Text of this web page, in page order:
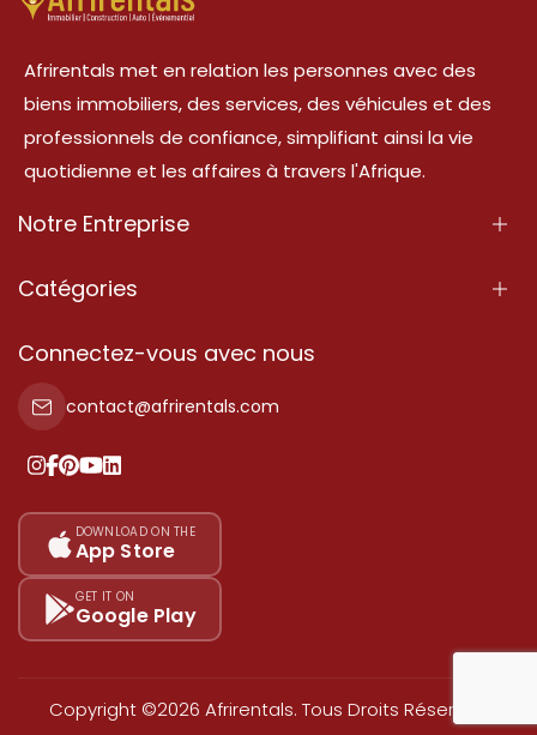
Afrirentals met en relation les personnes avec des
biens immobiliers, des services, des véhicules et des
professionnels de confiance, simplifiant ainsi la vie
quotidienne et les affaires à travers l'Afrique.
Notre Entreprise
À Propos
Conditions d'Utilisation
Politique de Confidentialité
Nos tarifs
Plan du site
Catégories
Propriété
Propriété à vendre
Propriété à louer
Ajoutez votre témoignage
Connectez-vous avec nous
contact@afrirentals.com
DOWNLOAD ON THE
App Store
GET IT ON
Google Play
Copyright ©2026 Afrirentals. Tous Droits Réservés.